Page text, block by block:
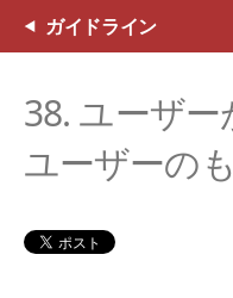
ガイドライン
38. ユーザ
ユーザーの